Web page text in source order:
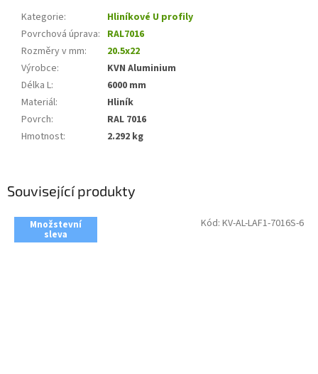
Související produkty
Množstevní
sleva
Kód: KV-AL-LAF1-7016S-6
Kategorie:
Hliníkové U profily
Povrchová úprava: RAL7016
Rozměry v mm:
20.5x22
Výrobce:
KVN Aluminium
Délka L:
6000 mm
Materiál:
Hliník
Povrch:
RAL 7016
Hmotnost: 2.292 kg